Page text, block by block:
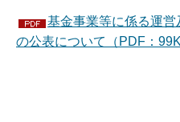
基金事業等に係る運
の公表について（PDF：